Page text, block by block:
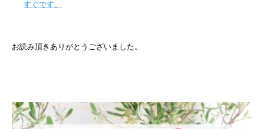
すぐです。
お読み頂きありがとうございました。